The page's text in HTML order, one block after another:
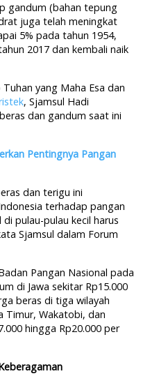
gandum (bahan tepung
juga telah meningkat
5% pada tahun 1954,
2017 dan kembali naik
yang Maha Esa dan
, Sjamsul Hadi
dan gandum saat ini
Pentingnya Pangan
dan terigu ini
terhadap pangan
pulau-pulau kecil harus
Sjamsul dalam Forum
Pangan Nasional pada
di Jawa sekitar Rp15.000
beras di tiga wilayah
Timur, Wakatobi, dan
hingga Rp20.000 per